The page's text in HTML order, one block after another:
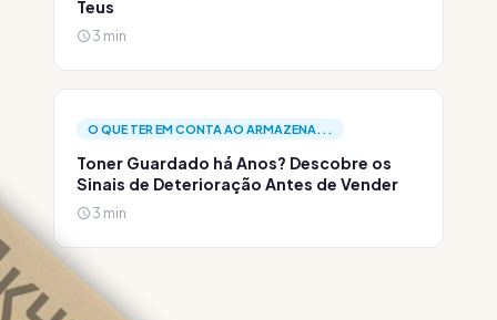
Teus
3 min
O QUE TER EM CONTA AO ARMAZENA...
Toner Guardado há Anos? Descobre os
Sinais de Deterioração Antes de Vender
3 min